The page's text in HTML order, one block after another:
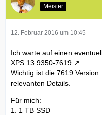
Meister
12. Februar 2016 um 10:45
Ich warte auf einen
XPS 13 9350-7619
Wichtig ist die 7619
relevanten Details.
Für mich:
1. 1 TB SSD